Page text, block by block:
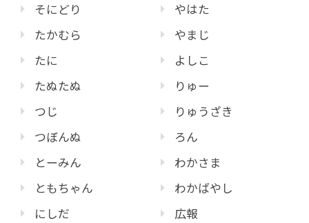
そにどり
たかむら
たに
たぬたぬ
つじ
つぼんぬ
とーみん
ともちゃん
にしだ
やはた
やまじ
よしこ
りゅー
りゅうざき
ろん
わかさま
わかばやし
広報